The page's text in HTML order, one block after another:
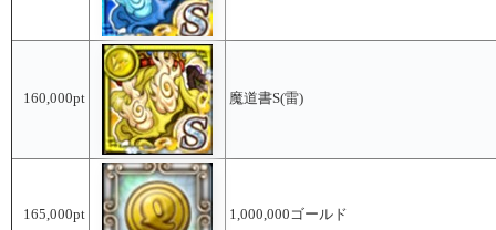
160,000pt 魔道書S(雷)
165,000pt 1,000,000ゴールド